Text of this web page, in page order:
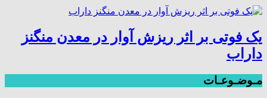
یک فوتی بر اثر ریزش آوار در معدن منگنز
داراب
مـوضـوعـات